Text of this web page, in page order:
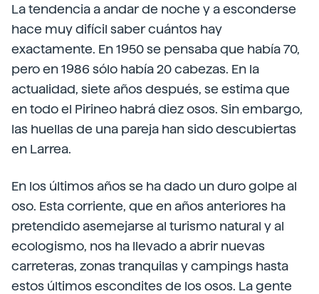
La tendencia a andar de noche y a esconderse
hace muy difícil saber cuántos hay
exactamente. En 1950 se pensaba que había 70,
pero en 1986 sólo había 20 cabezas. En la
actualidad, siete años después, se estima que
en todo el Pirineo habrá diez osos. Sin embargo,
las huellas de una pareja han sido descubiertas
en Larrea.
En los últimos años se ha dado un duro golpe al
oso. Esta corriente, que en años anteriores ha
pretendido asemejarse al turismo natural y al
ecologismo, nos ha llevado a abrir nuevas
carreteras, zonas tranquilas y campings hasta
estos últimos escondites de los osos. La gente